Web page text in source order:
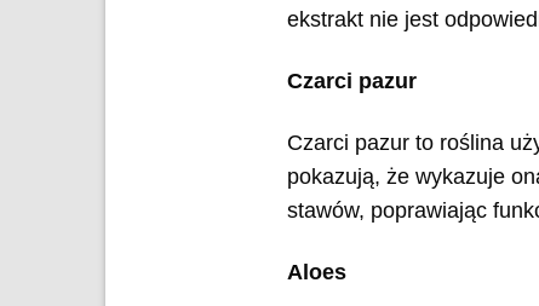
ekstrakt nie jest
Czarci pazur
Czarci pazur to roślina
pokazują, że wykazuje
stawów, poprawiając
Aloes